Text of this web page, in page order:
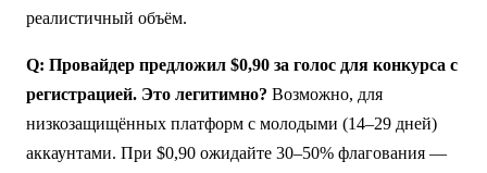
реалистичный объём.
Q: Провайдер предложил $0,90 за голос для конкурса с
регистрацией. Это легитимно? Возможно, для
низкозащищённых платформ с молодыми (14–29 дней)
аккаунтами. При $0,90 ожидайте 30–50% флагования —